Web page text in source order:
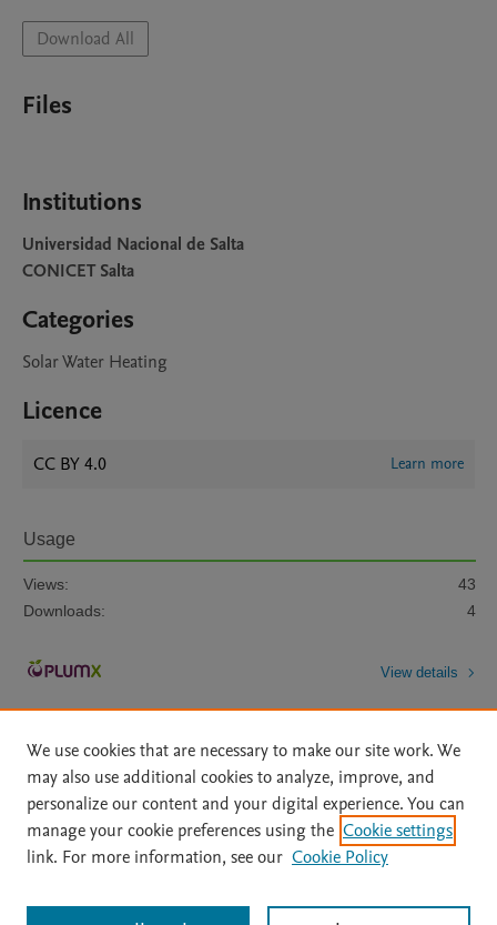
Download All
Files
Institutions
Universidad Nacional de Salta
CONICET Salta
Categories
Solar Water Heating
Licence
CC BY 4.0 Learn more
Usage
Views:
43
Downloads:
4
View details
Home | About | Accessibility Statement | Archive Policy
|
File Formats
| API Docs | OAI | Mission | Status Updates
All content on this site: Copyright © 2026 Elsevier inc, its licensors, and
We use cookies that are necessary to make our site work. We
may also use additional cookies to analyze, improve, and
personalize our content and your digital experience. You can
manage your cookie preferences using the Cookie settings
link. For more information, see our Cookie Policy